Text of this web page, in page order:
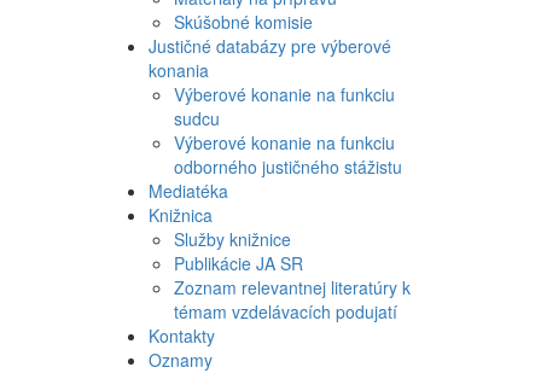
Skúšobné komisie
Justičné databázy pre výberové
konania
Výberové konanie na funkciu
sudcu
Výberové konanie na funkciu
odborného justičného stážistu
Mediatéka
Knižnica
Služby knižnice
Publikácie JA SR
Zoznam relevantnej literatúry k
témam vzdelávacích podujatí
Kontakty
Oznamy